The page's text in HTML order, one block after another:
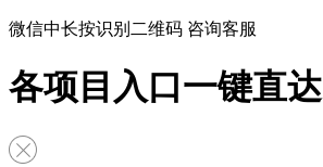
微信中长按识别二维码 咨询客服
各项目入口一键直达